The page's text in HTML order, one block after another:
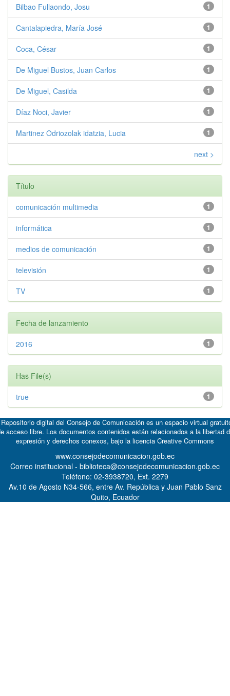
1
Bilbao Fullaondo, Josu
1
Cantalapiedra, María José
1
Coca, César
1
De Miguel Bustos, Juan Carlos
1
De Miguel, Casilda
1
Díaz Noci, Javier
1
Martinez Odriozolak idatzia, Lucia
next >
Título
1
comunicación multimedia
1
informática
1
medios de comunicación
1
televisión
1
TV
Fecha de lanzamiento
1
2016
Has File(s)
1
true
digital del Consejo de Comunicación es un espacio virtual
acceso libre. Los documentos contenidos están relacionados a la libertad
expresión y derechos conexos, bajo la licencia Creative Commons
www.consejodecomunicacion.gob.ec
Correo institucional - biblioteca@consejodecomunicacion.gob.ec
Teléfono: 02-3938720, Ext. 2279
Av.10 de Agosto N34-566, entre Av. República y Juan Pablo Sanz
Quito, Ecuador